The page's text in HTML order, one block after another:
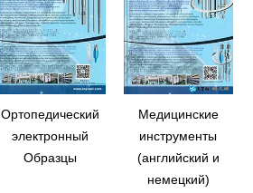
Ортопедический
электронный
Образцы
Медицинские
инструменты
(английский и
немецкий)